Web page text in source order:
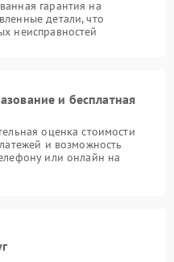
гарантия на
детали, что
неисправностей
и бесплатная
оценка стоимости
и возможность
или онлайн на